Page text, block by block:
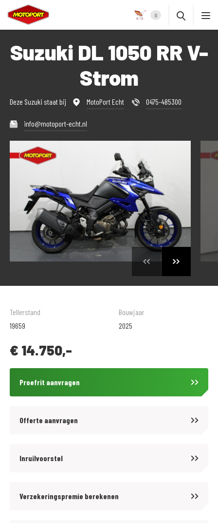
0
Suzuki DL 1050 RR V-
Strom
Deze Suzuki staat bij MotoPort Echt 0475-485300
info@motoport-echt.nl
Tellerstand
19659
Bouwjaar
2025
€ 14.750,-
Proefrit aanvragen
Offerte aanvragen
Inruilvoorstel
Verzekeringspremie berekenen